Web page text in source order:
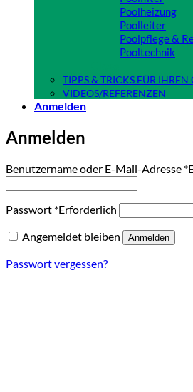
Poolheizung
Poolleiter
Poolpflege &
Pooltechnik
TIPPS & TRICKS FÜR IHREN
VIDEOS/REFERENZEN
Anmelden
Anmelden
Benutzername oder E-Mail-Adresse *
Passwort *Erforderlich
Angemeldet bleiben
Anmelden
Passwort vergessen?